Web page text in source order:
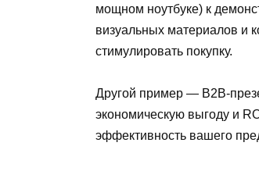
мощном ноутбуке) к
визуальных материалов и
стимулировать покупку.
Другой пример — B2B-
экономическую выгоду и
эффективность вашего